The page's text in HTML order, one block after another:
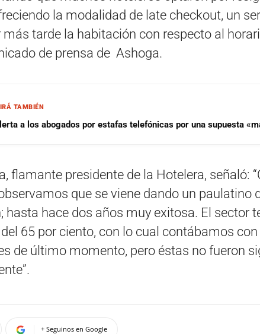
la modalidad de late checkout, un
tarde la habitación con respecto al
de prensa de Ashoga.
TAMBIÉN
a los abogados por estafas telefónicas por una supuesta
flamante presidente de la Hotelera, señaló:
que se viene dando un paulatino
hasta hace dos años muy exitosa. El sector
65 por ciento, con lo cual contábamos
de último momento, pero éstas no fueron
+ Seguinos en Google